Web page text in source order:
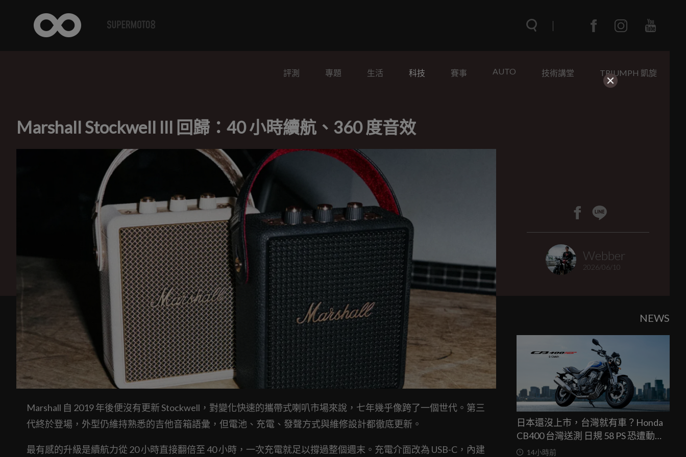
評測 專題 生活 科技 賽事 AUTO 技術講堂 TRIUMPH 凱旋
Marshall Stockwell III 回歸：40 小時續航、360 度音效
Webber
2026/06/10
Marshall 自 2019 年後便沒有更新 Stockwell，對變化快速的攜帶式喇叭市場來說，七年幾乎像跨了一個世代。第三
代終於登場，外型仍維持熟悉的吉他音箱語彙，但電池、充電、發聲方式與維修設計都徹底更新。
最有感的升級是續航力從 20 小時直接翻倍至 40 小時，一次充電就足以撐過整個週末。充電介面改為 USB-C，內建
NEWS
日本還沒上市，台灣就有車？Honda
CB400 台灣送測 日規 58 PS 恐遭動力
限制14小時前